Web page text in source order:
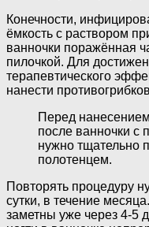
Конечности,
ёмкость с раствором
ванночки поражённая
пилочкой. Для
терапевтического
нанести
Перед
после ванночки с
нужно тщательно
полотенцем.
Повторять процедуру
сутки, в течение
заметны уже через 4-5